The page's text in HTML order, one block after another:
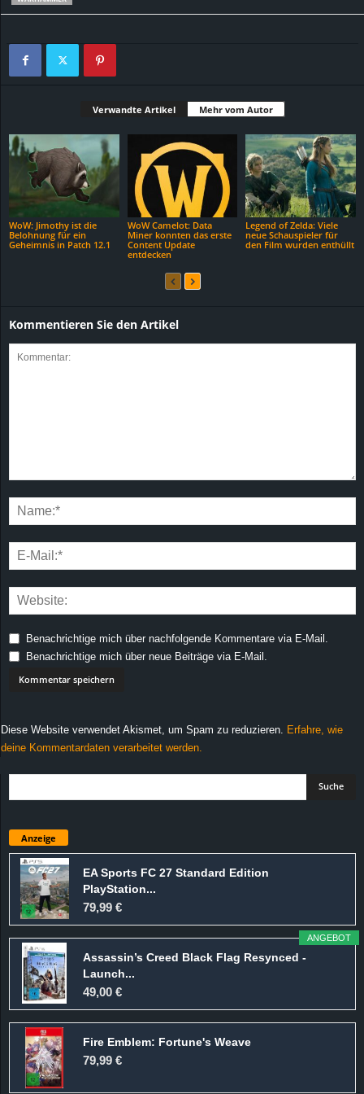
Verwandte Artikel Mehr vom Autor
WoW: Jimothy ist die
Belohnung für ein
Geheimnis in Patch 12.1
WoW Camelot: Data
Miner konnten das erste
Content Update
entdecken
Legend of Zelda: Viele
neue Schauspieler für
den Film wurden enthüllt
Kommentieren Sie den Artikel
Benachrichtige mich über nachfolgende Kommentare via E-Mail.
Benachrichtige mich über neue Beiträge via E-Mail.
Diese Website verwendet Akismet, um Spam zu reduzieren. Erfahre, wie
deine Kommentardaten verarbeitet werden.
Anzeige
EA Sports FC 27 Standard Edition
PlayStation...
79,99 €
ANGEBOT
Assassin’s Creed Black Flag Resynced -
Launch...
49,00 €
Fire Emblem: Fortune's Weave
79,99 €